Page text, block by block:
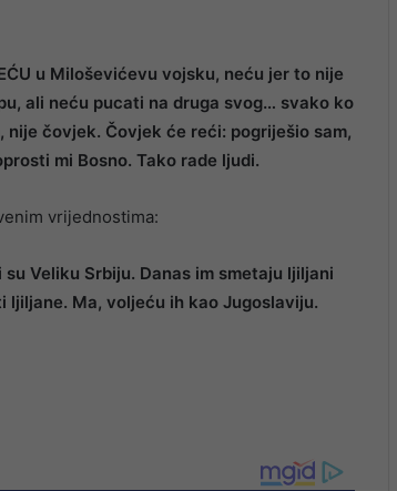
u Miloševićevu vojsku, neću jer to nije
ali neću pucati na druga svog… svako ko
čovjek. Čovjek će reći: pogriješio sam,
mi Bosno. Tako rade ljudi.
vrijednostima:
Veliku Srbiju. Danas im smetaju ljiljani
ljiljane. Ma, voljeću ih kao Jugoslaviju.